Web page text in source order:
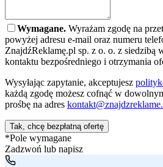
Wymagane. Wyrażam zgodę na
powyżej adresu e-mail oraz numeru
ZnajdźReklamę.pl sp. z o. o. z siedzibą
kontaktu bezpośredniego i otrzymania
Wysyłając zapytanie, akceptujesz
każdą zgodę możesz cofnąć w
prośbę na adres
Tak, chcę bezpłatną ofertę
*Pole wymagane
Zadzwoń lub napisz